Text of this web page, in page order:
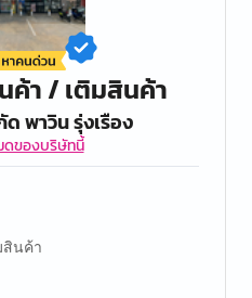
ค้า / เติมสินค้า
พาวิน รุ่งเรือง
ดของบริษัทนี้
สินค้า